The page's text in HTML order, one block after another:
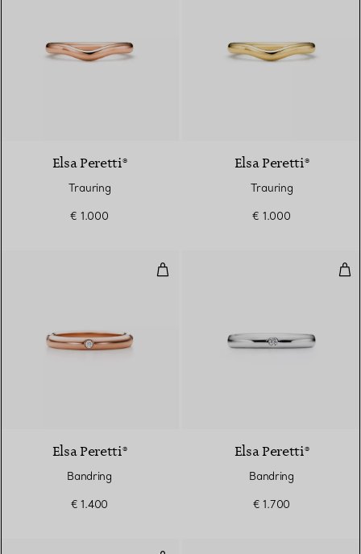
Elsa Peretti®
Trauring
€ 1.000
Elsa Peretti®
Trauring
€ 1.000
Bandring
Elsa Peretti®
Bandring
€ 1.400
Elsa Peretti®
Bandring
€ 1.700